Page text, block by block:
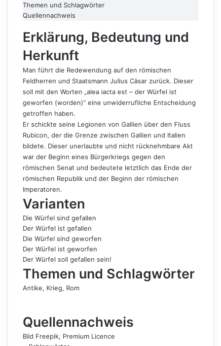
Themen und Schlagwörter
Quellennachweis
Erklärung, Bedeutung und
Herkunft
Man führt die Redewendung auf den römischen
Feldherren und Staatsmann Julius Cäsar zurück. Dieser
soll mit den Worten „alea iacta est – der Würfel ist
geworfen (worden)“ eine unwiderrufliche Entscheidung
getroffen haben.
Er schickte seine Legionen von Gallien über den Fluss
Rubicon, der die Grenze zwischen Gallien und Italien
bildete. Dieser unerlaubte und nicht rücknehmbare Akt
war der Beginn eines Bürgerkriegs gegen den
römischen Senat und bedeutete letztlich das Ende der
römischen Republik und der Beginn der römischen
Imperatoren.
Varianten
Die Würfel sind gefallen
Der Würfel ist gefallen
Die Würfel sind geworfen
Der Würfel ist geworfen
Der Würfel soll gefallen sein!
Themen und Schlagwörter
Antike, Krieg, Rom
Quellennachweis
Bild Freepik, Premium Licence